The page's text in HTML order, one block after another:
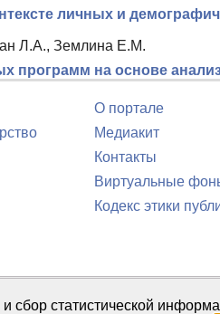
личных и
Л.А., Землина Е.М.
на основе
О портале
Медиакит
Контакты
Виртуальные
Кодекс этики
статистической